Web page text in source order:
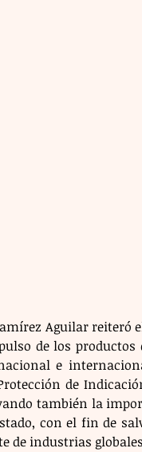
Aguilar reiteró
de los productos
e
de
también la
con el fin de
de industrias